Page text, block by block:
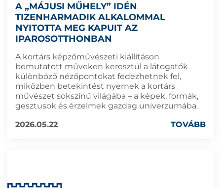
A „MÁJUSI MŰHELY” IDÉN
TIZENHARMADIK ALKALOMMAL
NYITOTTA MEG KAPUIT AZ
IPAROSOTTHONBAN
A kortárs képzőművészeti kiállításon
bemutatott műveken keresztül a látogatók
különböző nézőpontokat fedezhetnek fel,
miközben betekintést nyernek a kortárs
művészet sokszínű világába – a képek, formák,
gesztusok és érzelmek gazdag univerzumába.
2026.05.22
TOVÁBB